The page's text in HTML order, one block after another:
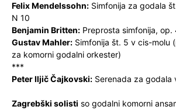
Felix Mendelssohn: Simfonija za godala
N 10
Benjamin Britten: Preprosta simfonija, op.
Gustav Mahler: Simfonija št. 5 v cis-molu
za komorni godalni orkester)
***
Peter Iljič Čajkovski: Serenada za godala
Zagrebški solisti so godalni komorni